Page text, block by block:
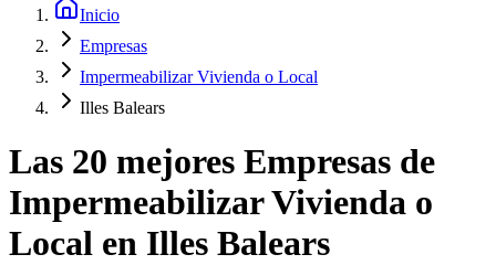
Inicio
Empresas
Impermeabilizar Vivienda o Local
Illes Balears
Las 20 mejores Empresas de
Impermeabilizar Vivienda o
Local en Illes Balears